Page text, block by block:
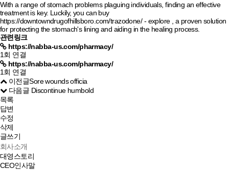
With a range of stomach problems plaguing individuals, finding an effective
treatment is key. Luckily, you can buy
https://downtowndrugofhillsboro.com/trazodone/- explore , a proven solution
for protecting the stomach's lining and aiding in the healing process.
관련링크
https://nabba-us.com/pharmacy/
1회 연결
https://nabba-us.com/pharmacy/
1회 연결
이전글Sore wounds officia
다음글 Discontinue humbold
목록
답변
수정
삭제
글쓰기
회사소개
대영스토리
CEO인사말